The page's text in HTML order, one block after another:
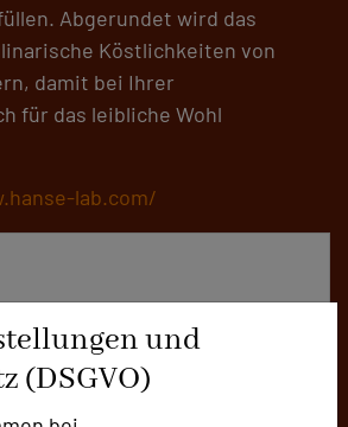
und
(DSGVO)
Abgerundet wird das
Köstlichkeiten von
damit bei Ihrer
für das leibliche Wohl
lab.com/